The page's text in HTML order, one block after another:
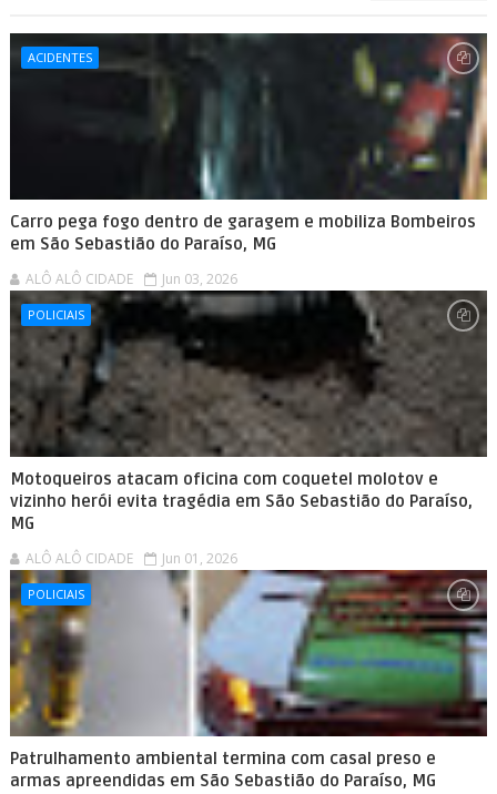
ACIDENTES
Carro pega fogo dentro de garagem e mobiliza Bombeiros
em São Sebastião do Paraíso, MG
ALÔ ALÔ CIDADE Jun 03, 2026
POLICIAIS
Motoqueiros atacam oficina com coquetel molotov e
vizinho herói evita tragédia em São Sebastião do Paraíso,
MG
ALÔ ALÔ CIDADE Jun 01, 2026
POLICIAIS
Patrulhamento ambiental termina com casal preso e
armas apreendidas em São Sebastião do Paraíso, MG